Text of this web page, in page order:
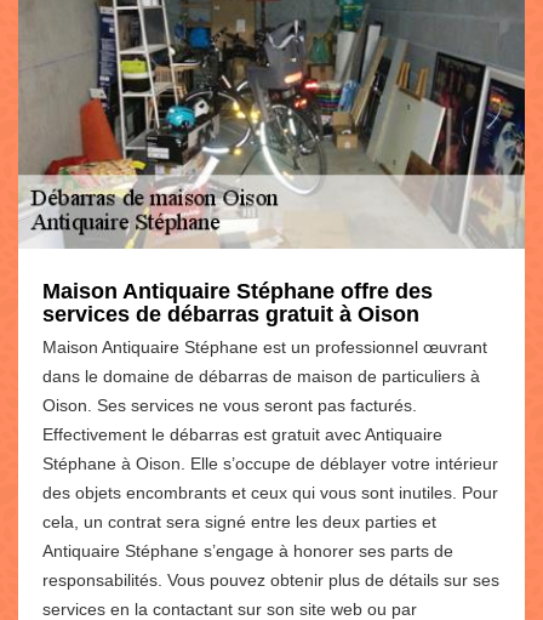
Maison Antiquaire Stéphane offre des
services de débarras gratuit à Oison
Maison Antiquaire Stéphane est un professionnel œuvrant
dans le domaine de débarras de maison de particuliers à
Oison. Ses services ne vous seront pas facturés.
Effectivement le débarras est gratuit avec Antiquaire
Stéphane à Oison. Elle s’occupe de déblayer votre intérieur
des objets encombrants et ceux qui vous sont inutiles. Pour
cela, un contrat sera signé entre les deux parties et
Antiquaire Stéphane s’engage à honorer ses parts de
responsabilités. Vous pouvez obtenir plus de détails sur ses
services en la contactant sur son site web ou par